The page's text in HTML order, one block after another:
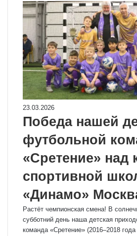
23.03.2026
Победа нашей
футбольной
«Сретение» над
спортивной
«Динамо»
Растёт чемпионская смена! В
субботний день наша детская
команда «Сретение» (2016–2018